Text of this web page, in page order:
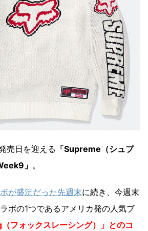
売日を迎える 「Supreme（シュプ
」 。
が盛況だった先週末に続き、今週末
ボの1つであるアメリカ発の人気ブ
（フォックスレーシング）」とのコ